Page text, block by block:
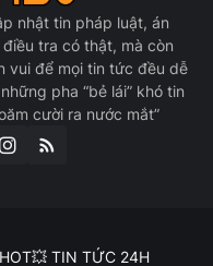
nhật tin pháp luật, án
tra có thật, mà còn
vui để mọi tin tức đều dễ
pha “bẻ lái” khó tin
cười ra nước mắt”
💥 TIN TỨC 24H